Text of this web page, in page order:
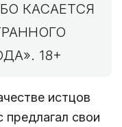
КАСАЕТСЯ
18+
истцов
предлагал свои